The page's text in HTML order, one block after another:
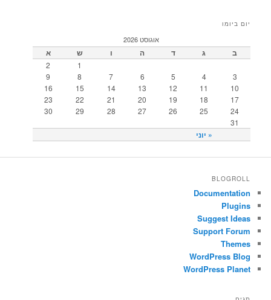
יום ביומו
אוגוסט 2026
ב ד ה ש א
« יוני
3
4
5
6
7
10
11
12
13
14
15
16
17
18
19
20
21
22
23
24
25
26
27
28
29
30
31
BLOGROLL
Documentation
Plugins
Suggest Ideas
Support Forum
Themes
WordPress Blog
WordPress Planet